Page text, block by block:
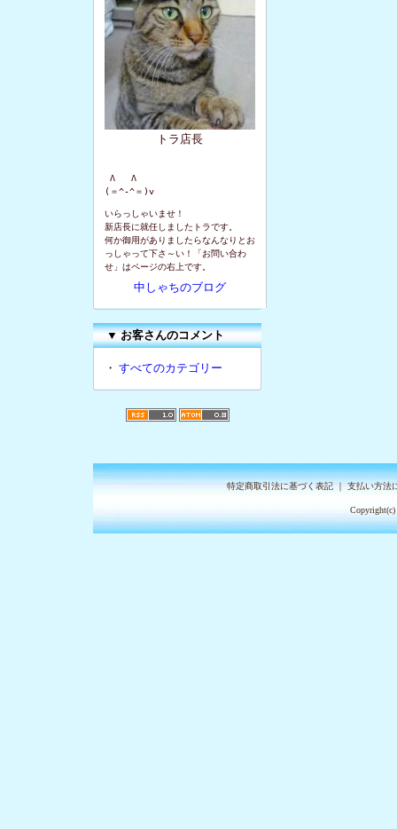
トラ店長
Λ   Λ
(＝^-^＝)v
いらっしゃいませ！
新店長に就任しましたトラです。
何か御用がありましたらなんなりとお
っしゃって下さ～い！「お問い合わ
せ」はページの右上です。
中しゃちのブログ
▼お客さんのコメント
・ すべてのカテゴリー
特定商取引法に基づく表記｜支払い方法